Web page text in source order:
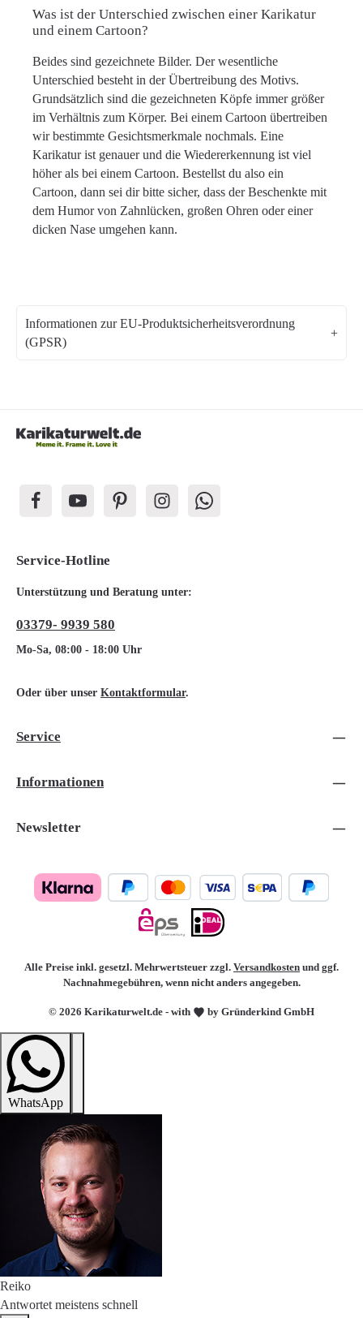
Was ist der Unterschied zwischen einer Karikatur
und einem Cartoon?
Beides sind gezeichnete Bilder. Der wesentliche
Unterschied besteht in der Übertreibung des Motivs.
Grundsätzlich sind die gezeichneten Köpfe immer größer
im Verhältnis zum Körper. Bei einem Cartoon übertreiben
wir bestimmte Gesichtsmerkmale nochmals. Eine
Karikatur ist genauer und die Wiedererkennung ist viel
höher als bei einem Cartoon. Bestellst du also ein
Cartoon, dann sei dir bitte sicher, dass der Beschenkte mit
dem Humor von Zahnlücken, großen Ohren oder einer
dicken Nase umgehen kann.
Informationen zur EU-Produktsicherheitsverordnung
(GPSR)
Service-Hotline
Unterstützung und Beratung unter:
03379- 9939 580
Mo-Sa, 08:00 - 18:00 Uhr
Oder über unser Kontaktformular.
Service
Informationen
Newsletter
© 2026 Karikaturwelt.de - with by Gründerkind GmbH
Alle Preise inkl. gesetzl. Mehrwertsteuer zzgl. Versandkosten und ggf.
Nachnahmegebühren, wenn nicht anders angegeben.
WhatsApp
Reiko
Antwortet meistens schnell